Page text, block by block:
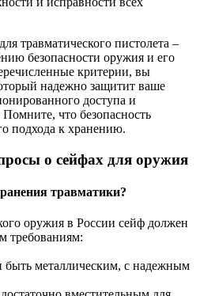
травматического пистолета –
безопасности оружия и его
критерии, вы
надежно защитит ваше
доступа и
что безопасность
подхода к хранению.
о сейфах для оружия
травматики?
оружия в России сейф должен
требованиям:
металлическим, с надежным